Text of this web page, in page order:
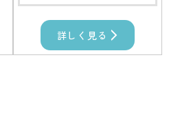
詳しく見る